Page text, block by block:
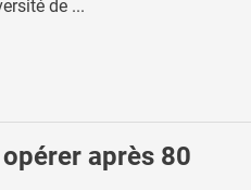
de ...
après 80